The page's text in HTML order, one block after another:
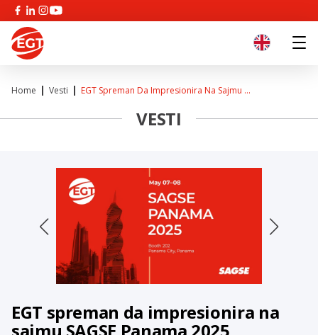
Home Vesti EGT Spreman Da Impresionira Na Sajmu ...
VESTI
EGT spreman da impresionira na
sajmu SAGSE Panama 2025